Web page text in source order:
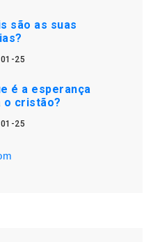
são as suas
25
é a esperança
o cristão?
25